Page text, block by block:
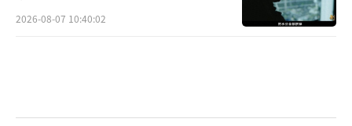
2026-08-07 10:40:02